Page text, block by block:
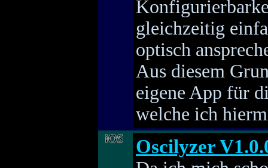
gleichzeitig
optisch
Aus diesem
eigene App für
welche ich
Oscilyzer